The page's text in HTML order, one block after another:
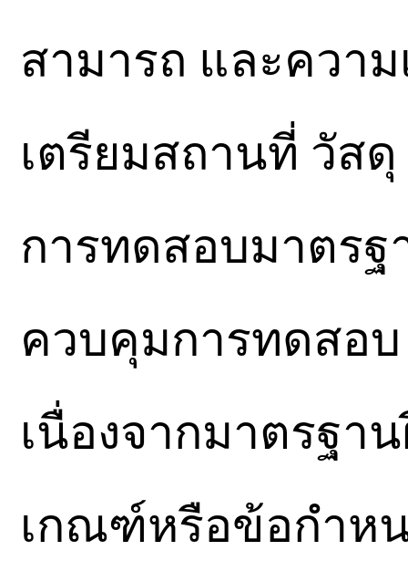
สามารถ และควา
เตรียมสถานที่ วัส
การทดสอบมาตรฐ
ควบคุมการทดสอ
เนื่องจากมาตรฐา
เกณฑ์หรือข้อกำห